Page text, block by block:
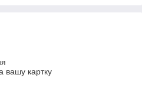
вашу картку